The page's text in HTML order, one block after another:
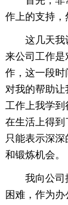
作上的支持，
这几天我
来公司工作
作，这一段
对我的帮助
工作上我学到
在生活上得
只能表示深
和锻炼机会。
我向公司
困难，作为